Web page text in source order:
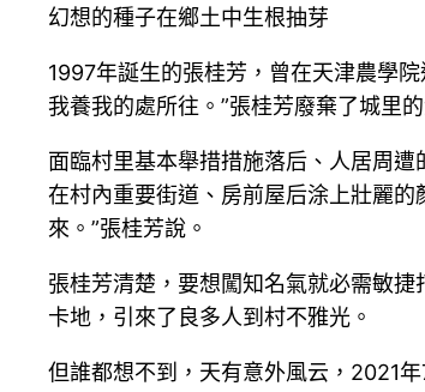
幻想的種子在鄉土中生根抽芽
1997年誕生的張桂芳，曾在天津農學
我養我的處所往。”張桂芳廢棄了城里
面臨村里基本舉措措施落后、人居周
在村內重要街道、房前屋后涂上壯麗
來。”張桂芳說。
張桂芳清楚，要想闖知名氣就必需敏
卡地，引來了良多人到村不雅光。
但誰都想不到，天有意外風云，2021